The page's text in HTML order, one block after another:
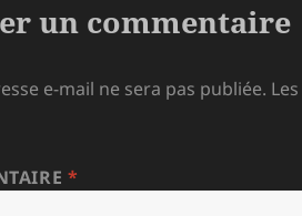
un commentaire
e-mail ne sera pas publiée.
*